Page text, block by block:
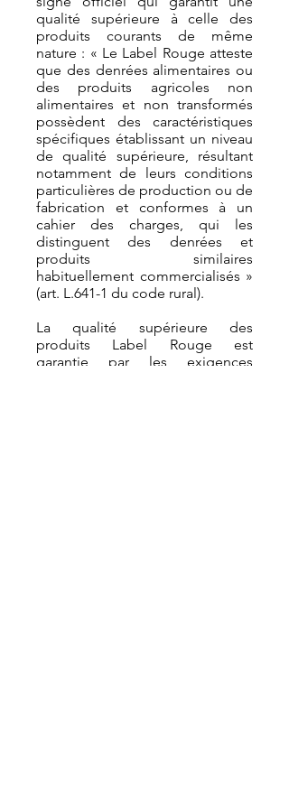
qualité supérieure à celle des
produits courants de même
nature : « Le Label Rouge atteste
que des denrées alimentaires ou
des produits agricoles non
alimentaires et non transformés
possèdent des caractéristiques
spécifiques établissant un niveau
de qualité supérieure, résultant
notamment de leurs conditions
particulières de production ou de
fabrication et conformes à un
cahier des charges, qui les
distinguent des denrées et
produits similaires
habituellement commercialisés »
(art. L.641-1 du code rural).
La qualité supérieure des
produits Label Rouge est
garantie par les exigences